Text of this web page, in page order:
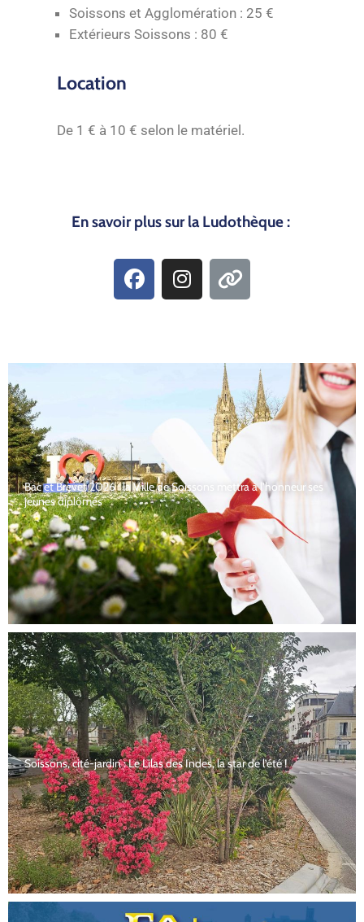
Soissons et Agglomération : 25 €
Extérieurs Soissons : 80 €
Location
De 1 € à 10 € selon le matériel.
En savoir plus sur la Ludothèque :
Bac et Brevet 2026 : la Ville de Soissons mettra à l’honneur ses
jeunes diplômés
Soissons, cité-jardin : Le Lilas des Indes, la star de l’été !